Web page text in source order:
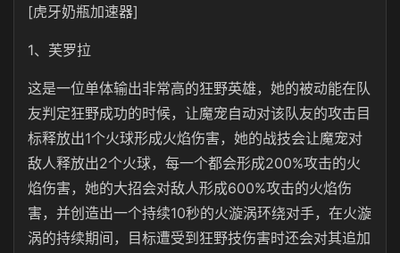
[虎牙奶瓶加速器]
1、芙罗拉
这是一位单体输出非常高的狂野英雄，她的被动能在队
友判定狂野成功的时候，让魔宠自动对该队友的攻击目
标释放出1个火球形成火焰伤害，她的战技会让魔宠对
敌人释放出2个火球，每一个都会形成200%攻击的火
焰伤害，她的大招会对敌人形成600%攻击的火焰伤
害，并创造出一个持续10秒的火漩涡环绕对手，在火漩
涡的持续期间，目标遭受到狂野技伤害时还会对其追加